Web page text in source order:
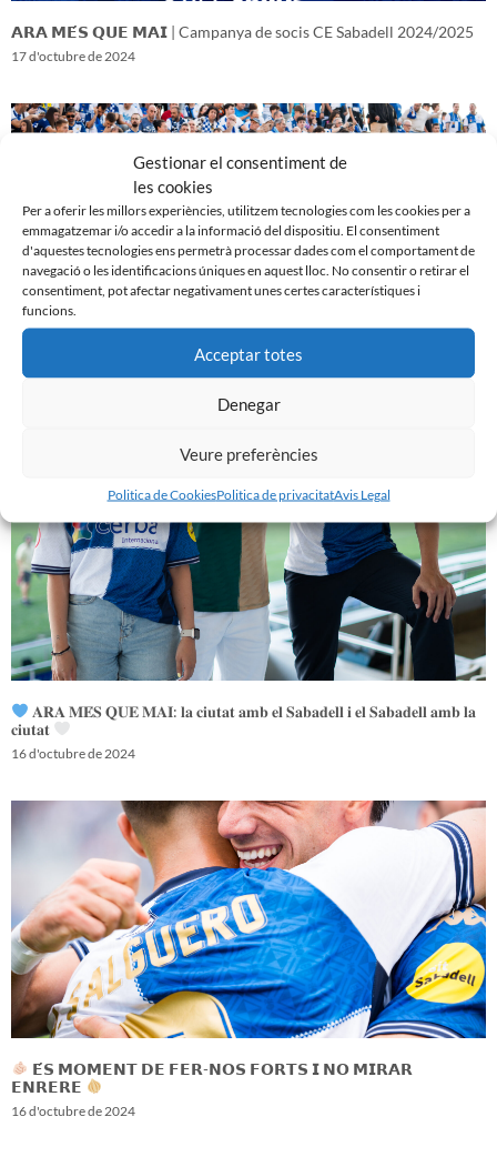
Gestionar el consentiment de
les cookies
Per a oferir les millors experiències, utilitzem tecnologies com les cookies per a
emmagatzemar i/o accedir a la informació del dispositiu. El consentiment
d'aquestes tecnologies ens permetrà processar dades com el comportament de
navegació o les identificacions úniques en aquest lloc. No consentir o retirar el
consentiment, pot afectar negativament unes certes característiques i
funcions.
Acceptar totes
Denegar
Veure preferències
Politica de CookiesPolitica de privacitatAvis Legal
𝗔𝗥𝗔 𝗠𝗘́𝗦 𝗤𝗨𝗘 𝗠𝗔𝗜 | Campanya de socis CE Sabadell 2024/2025
17 d'octubre de 2024
𝑽𝒆𝒏𝒊𝒎 𝒅’𝒖𝒏𝒂 𝒈𝒓𝒂𝒏 𝒃𝒂𝒕𝒂𝒍𝒍𝒂…𝒊 𝒂𝒏𝒆𝒎 𝒂 𝒑𝒆𝒓 𝒍𝒂 𝒔𝒆𝒈𝒖̈𝒆𝒏𝒕
𝐀𝐑𝐀 𝐌𝐄́𝐒 𝐐𝐔𝐄 𝐌𝐀𝐈: 𝐥𝐚 𝐜𝐢𝐮𝐭𝐚𝐭 𝐚𝐦𝐛 𝐞𝐥 𝐒𝐚𝐛𝐚𝐝𝐞𝐥𝐥 𝐢 𝐞𝐥 𝐒𝐚𝐛𝐚𝐝𝐞𝐥𝐥 𝐚𝐦𝐛 𝐥𝐚
𝐜𝐢𝐮𝐭𝐚𝐭
16 d'octubre de 2024
𝗘́𝗦 𝗠𝗢𝗠𝗘𝗡𝗧 𝗗𝗘 𝗙𝗘𝗥-𝗡𝗢𝗦 𝗙𝗢𝗥𝗧𝗦 𝗜 𝗡𝗢 𝗠𝗜𝗥𝗔𝗥
𝗘𝗡𝗥𝗘𝗥𝗘
16 d'octubre de 2024